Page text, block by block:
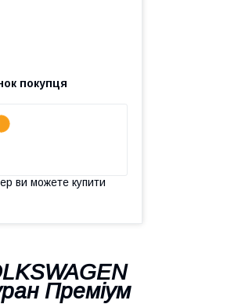
покупця
ви можете купити
Преміум